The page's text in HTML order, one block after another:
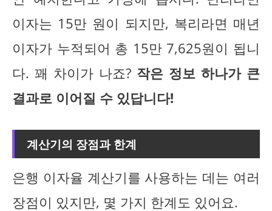
이자는 15만 원이 되지만, 복리라면 매년
이자가 누적되어 총 15만 7,625원이 됩니
다. 꽤 차이가 나죠? 작은 정보 하나가 큰
결과로 이어질 수 있답니다!
계산기의 장점과 한계
은행 이자율 계산기를 사용하는 데는 여러
장점이 있지만, 몇 가지 한계도 있어요.